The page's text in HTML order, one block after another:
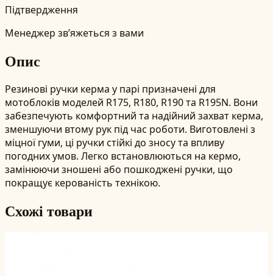
Підтвердження
Менеджер зв’яжеться з вами
Опис
Резинові ручки керма у парі призначені для
мотоблоків моделей R175, R180, R190 та R195N. Вони
забезпечують комфортний та надійний захват керма,
зменшуючи втому рук під час роботи. Виготовлені з
міцної гуми, ці ручки стійкі до зносу та впливу
погодних умов. Легко встановлюються на кермо,
замінюючи зношені або пошкоджені ручки, що
покращує керованість технікою.
Схожі товари